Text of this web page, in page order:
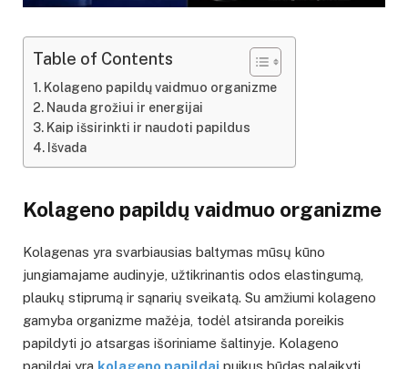
Table of Contents
Kolageno papildų vaidmuo organizme
Nauda grožiui ir energijai
Kaip išsirinkti ir naudoti papildus
Išvada
Kolageno papildų vaidmuo organizme
Kolagenas yra svarbiausias baltymas mūsų kūno
jungiamajame audinyje, užtikrinantis odos elastingumą,
plaukų stiprumą ir sąnarių sveikatą. Su amžiumi kolageno
gamyba organizme mažėja, todėl atsiranda poreikis
papildyti jo atsargas išoriniame šaltinyje. Kolageno